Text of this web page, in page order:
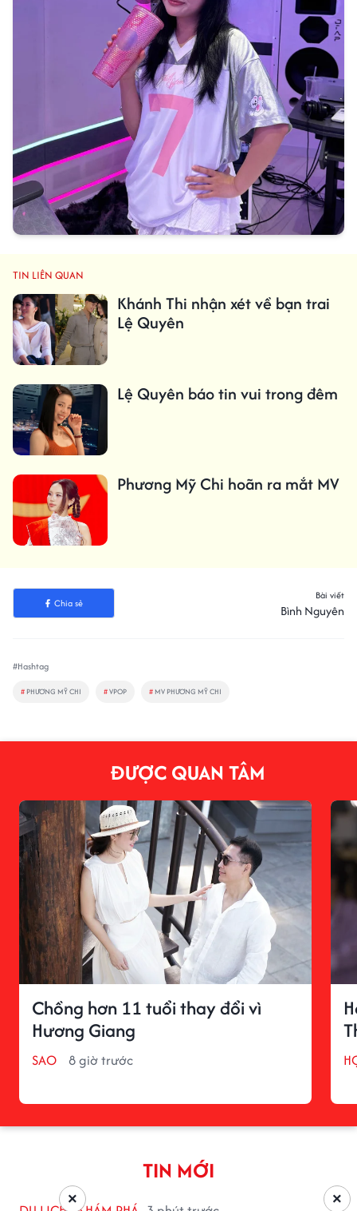
TIN LIÊN QUAN
Khánh Thi nhận xét về bạn trai
Lệ Quyên
Lệ Quyên báo tin vui trong đêm
Phương Mỹ Chi hoãn ra mắt MV
Chia sẻ
Bài viết
Bình Nguyên
#Hashtag
# PHƯƠNG MỸ CHI #VPOP # MV PHƯƠNG MỸ CHI
ĐƯỢC QUAN TÂM
Chồng hơn 11 tuổi thay đổi vì
Hương Giang
SAO 8 giờ trước
TIN MỚI
×
×